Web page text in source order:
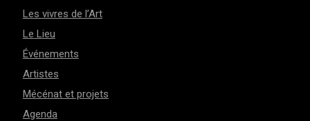
Les vivres de l’Art
Le Lieu
Événements
Artistes
Mécénat et projets
Agenda